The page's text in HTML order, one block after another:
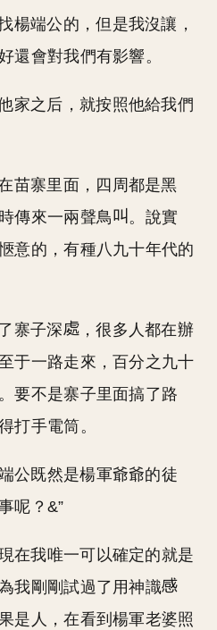
楊端公的，但是我沒讓，
還會對我們有影響。
家之后，就按照他給我們
苗寨里面，四周都是黑
傳來一兩聲鳥
。說實
意的，有種八九十年代的
寨子深
，很多人都在辦
于一路走來，百分之九十
要不是寨子里面搞了路
打手電筒。
公既然是楊軍爺爺的徒
呢？&”
在我唯一可以確定的就是
我剛剛試過了用神識
是人，在看到楊軍老婆照